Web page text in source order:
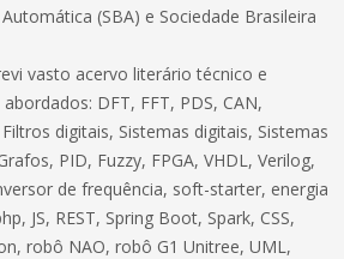
(SBA) e Sociedade Brasileira
vasto acervo literário técnico e
DFT, FFT, PDS, CAN,
digitais, Sistemas digitais, Sistemas
PID, Fuzzy, FPGA, VHDL, Verilog,
de frequência, soft-starter, energia
JS, REST, Spring Boot, Spark, CSS,
robô NAO, robô G1 Unitree, UML,